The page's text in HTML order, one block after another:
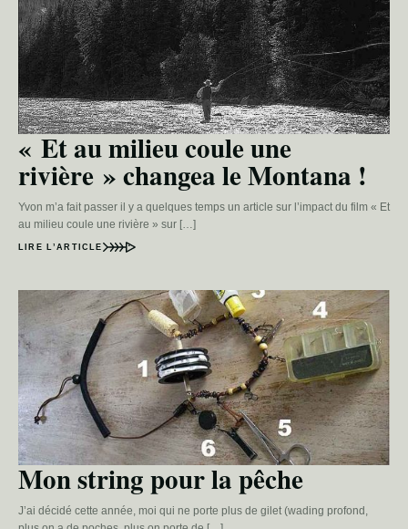
« Et au milieu coule une
rivière » changea le Montana !
Yvon m’a fait passer il y a quelques temps un article sur l’impact du film « Et
au milieu coule une rivière » sur […]
LIRE L’ARTICLE
Mon string pour la pêche
J’ai décidé cette année, moi qui ne porte plus de gilet (wading profond,